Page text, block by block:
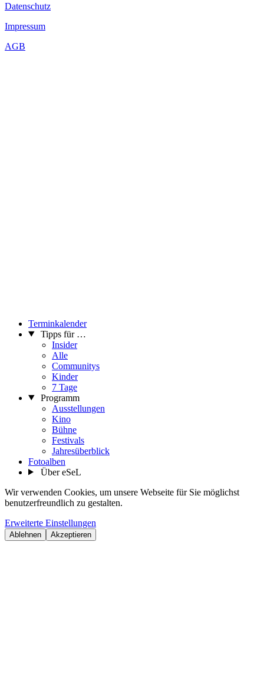
Datenschutz
Impressum
AGB
Terminkalender
Tipps für …
Insider
Alle
Communitys
Kinder
7 Tage
Programm
Ausstellungen
Kino
Bühne
Festivals
Jahresüberblick
Fotoalben
Über eSeL
Wir verwenden Cookies, um unsere Webseite für Sie möglichst
benutzerfreundlich zu gestalten.
Erweiterte Einstellungen
Ablehnen Akzeptieren